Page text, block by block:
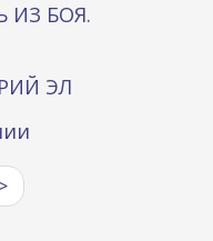
ИЗ БОЯ.
ЭЛ